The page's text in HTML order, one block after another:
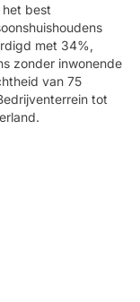
het best
met 34%,
zonder inwonende
van 75
tot